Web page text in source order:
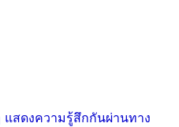
สดงความรู้สึกกันผ่านทาง